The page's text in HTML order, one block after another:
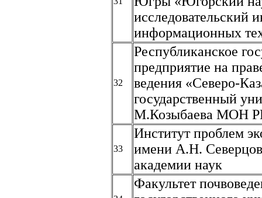
исследовательский
информационных
32
Республиканское
предприятие на
ведения «Северо-
государственный
М.Козыбаева МОН
33
Институт проблем
имени А.Н.
академии наук
Факультет